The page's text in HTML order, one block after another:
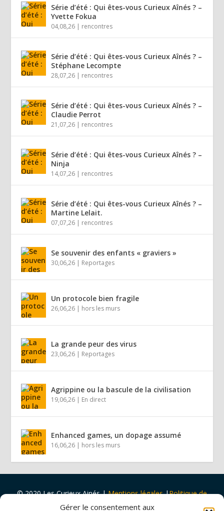
Gérer le consentement aux
Série d’été : Qui êtes-vous Curieux Aînés ? –
Yvette Fokua
04,08,26 | rencontres
Série d’été : Qui êtes-vous Curieux Aînés ? –
Stéphane Lecompte
28,07,26 | rencontres
Série d’été : Qui êtes-vous Curieux Aînés ? –
Claudie Perrot
21,07,26 | rencontres
Série d’été : Qui êtes-vous Curieux Aînés ? –
Ninja
14,07,26 | rencontres
Série d’été : Qui êtes-vous Curieux Aînés ? –
Martine Lelait.
07,07,26 | rencontres
Se souvenir des enfants « graviers »
30,06,26 | Reportages
Un protocole bien fragile
26,06,26 | hors les murs
La grande peur des virus
23,06,26 | Reportages
Agrippine ou la bascule de la civilisation
19,06,26 | En direct
Enhanced games, un dopage assumé
16,06,26 | hors les murs
© 2020 Les Curieux Ainés |Mentions légales |Politique de
cookies |Design parTapa Idée